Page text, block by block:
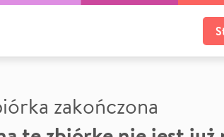
zakończona